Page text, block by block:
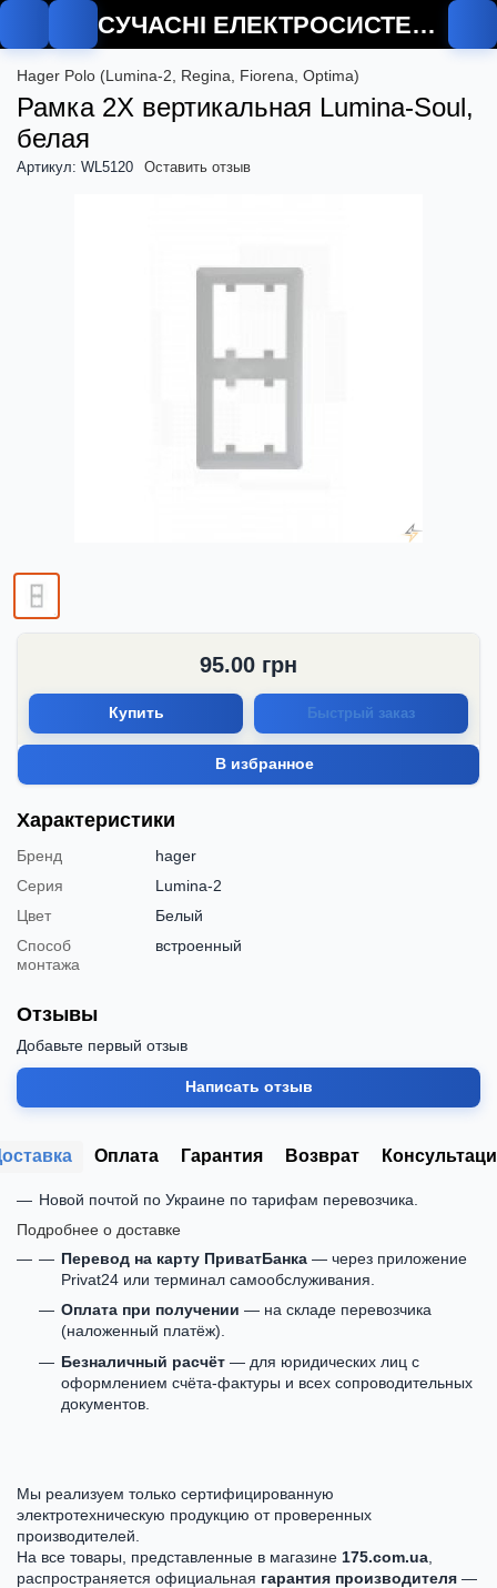
СУЧАСНІ ЕЛЕКТРОСИСТЕМИ
Hager Polo (Lumina-2, Regina, Fiorena, Optima)
Рамка 2Х вертикальная Lumina-Soul,
белая
Артикул: WL5120 Оставить отзыв
95.00 грн
Купить Быстрый заказ
В избранное
Характеристики
Бренд
hager
Серия
Lumina-2
Цвет
Белый
Способ
монтажа
встроенный
Отзывы
Добавьте первый отзыв
Написать отзыв
Оплата Гарантия Возврат
Новой почтой по Украине по тарифам перевозчика.
Подробнее о доставке
Перевод на карту ПриватБанка — через приложение
Privat24 или терминал самообслуживания.
Оплата при получении — на складе перевозчика
(наложенный платёж).
Безналичный расчёт — для юридических лиц с
оформлением счёта-фактуры и всех сопроводительных
документов.
Мы реализуем только сертифицированную
электротехническую продукцию от проверенных
производителей.
На все товары, представленные в магазине 175.com.ua
распространяется официальная гарантия производителя —